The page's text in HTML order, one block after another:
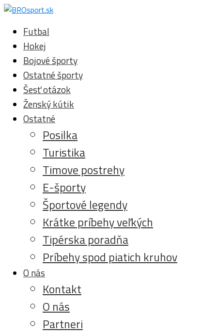
Futbal
Hokej
Bojové športy
Ostatné športy
Šesť otázok
Ženský kútik
Ostatné
Posilka
Turistika
Timove postrehy
E-športy
Športové legendy
Krátke príbehy veľkých
Tipérska poradňa
Príbehy spod piatich kruhov
O nás
Kontakt
O nás
Partneri